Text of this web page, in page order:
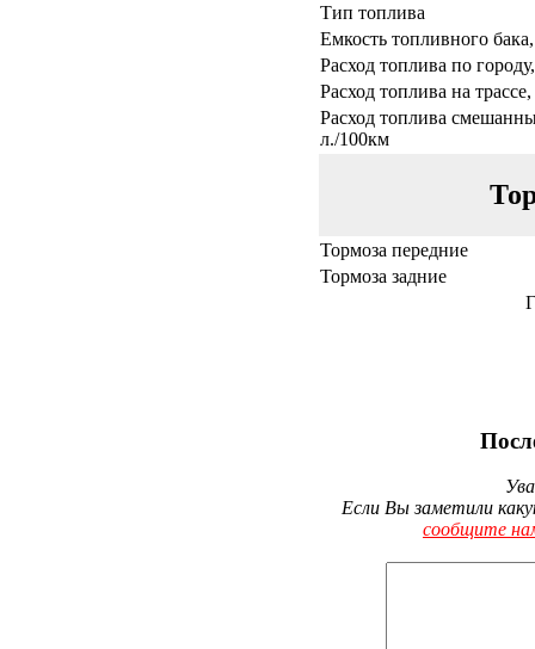
Тип топлива
Емкость топливного
Расход топлива по
Расход топлива на
Расход топлива
л./100км
Тормоза передние
Тормоза задние
Если Вы заметили
сообщите